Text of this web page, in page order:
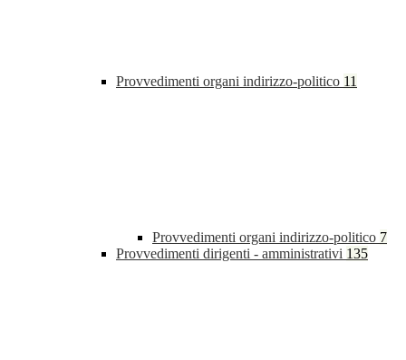
Provvedimenti organi indirizzo-politico 11
Provvedimenti organi indirizzo-politico 7
Provvedimenti dirigenti - amministrativi 135